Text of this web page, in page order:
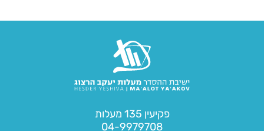
פקיעין 135 מעלות
04-9979708